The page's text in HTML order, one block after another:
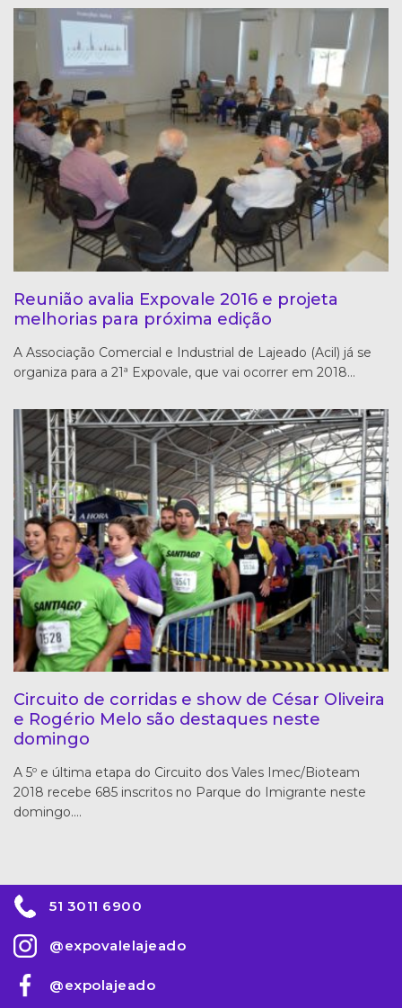
Reunião avalia Expovale 2016 e projeta
melhorias para próxima edição
A Associação Comercial e Industrial de Lajeado (Acil) já se
organiza para a 21ª Expovale, que vai ocorrer em 2018…
Circuito de corridas e show de César Oliveira
e Rogério Melo são destaques neste
domingo
A 5º e última etapa do Circuito dos Vales Imec/Bioteam
2018 recebe 685 inscritos no Parque do Imigrante neste
domingo.…
51 3011 6900
@expovalelajeado
@expolajeado